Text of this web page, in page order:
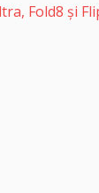
Fold8 și